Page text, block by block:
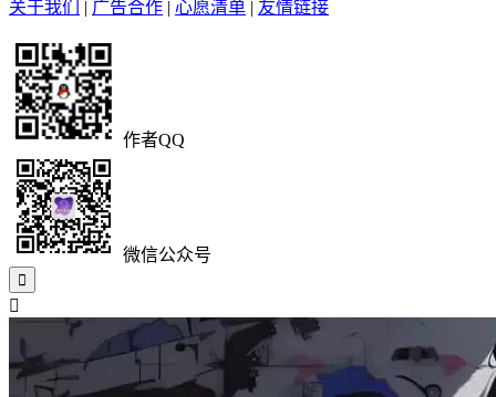
关于我们
| 广告合作 | 心愿清单 | 友情链接
作者QQ
微信公众号